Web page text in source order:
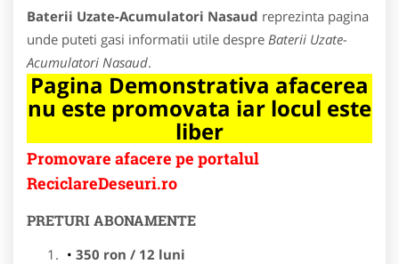
Baterii Uzate-Acumulatori Nasaud reprezinta pagina
unde puteti gasi informatii utile despre Baterii Uzate-
Acumulatori Nasaud.
Pagina Demonstrativa afacerea
nu este promovata iar locul este
liber
Promovare afacere pe portalul
ReciclareDeseuri.ro
PRETURI ABONAMENTE
350 ron / 12 luni